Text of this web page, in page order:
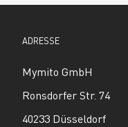
ADRESSE
Mymito GmbH
Ronsdorfer Str. 74
40233 Düsseldorf